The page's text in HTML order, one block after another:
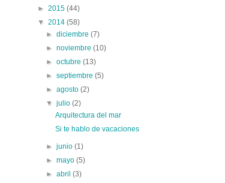
► 2015 (44)
▼ 2014 (58)
►diciembre(7)
►noviembre(10)
►octubre(13)
►septiembre(5)
►agosto(2)
▼julio(2)
Arquitectura del mar
Si te hablo de vacaciones
►junio(1)
►mayo(5)
►abril(3)